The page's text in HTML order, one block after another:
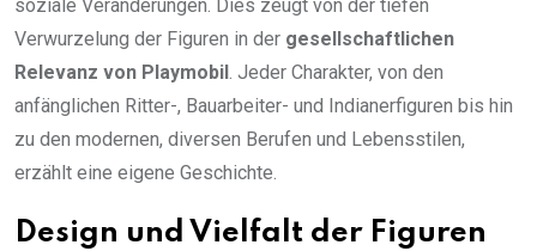
soziale Veränderungen. Dies zeugt von der tiefen
Verwurzelung der Figuren in der gesellschaftlichen
Relevanz von Playmobil. Jeder Charakter, von den
anfänglichen Ritter-, Bauarbeiter- und Indianerfiguren bis hin
zu den modernen, diversen Berufen und Lebensstilen,
erzählt eine eigene Geschichte.
Design und Vielfalt der Figuren